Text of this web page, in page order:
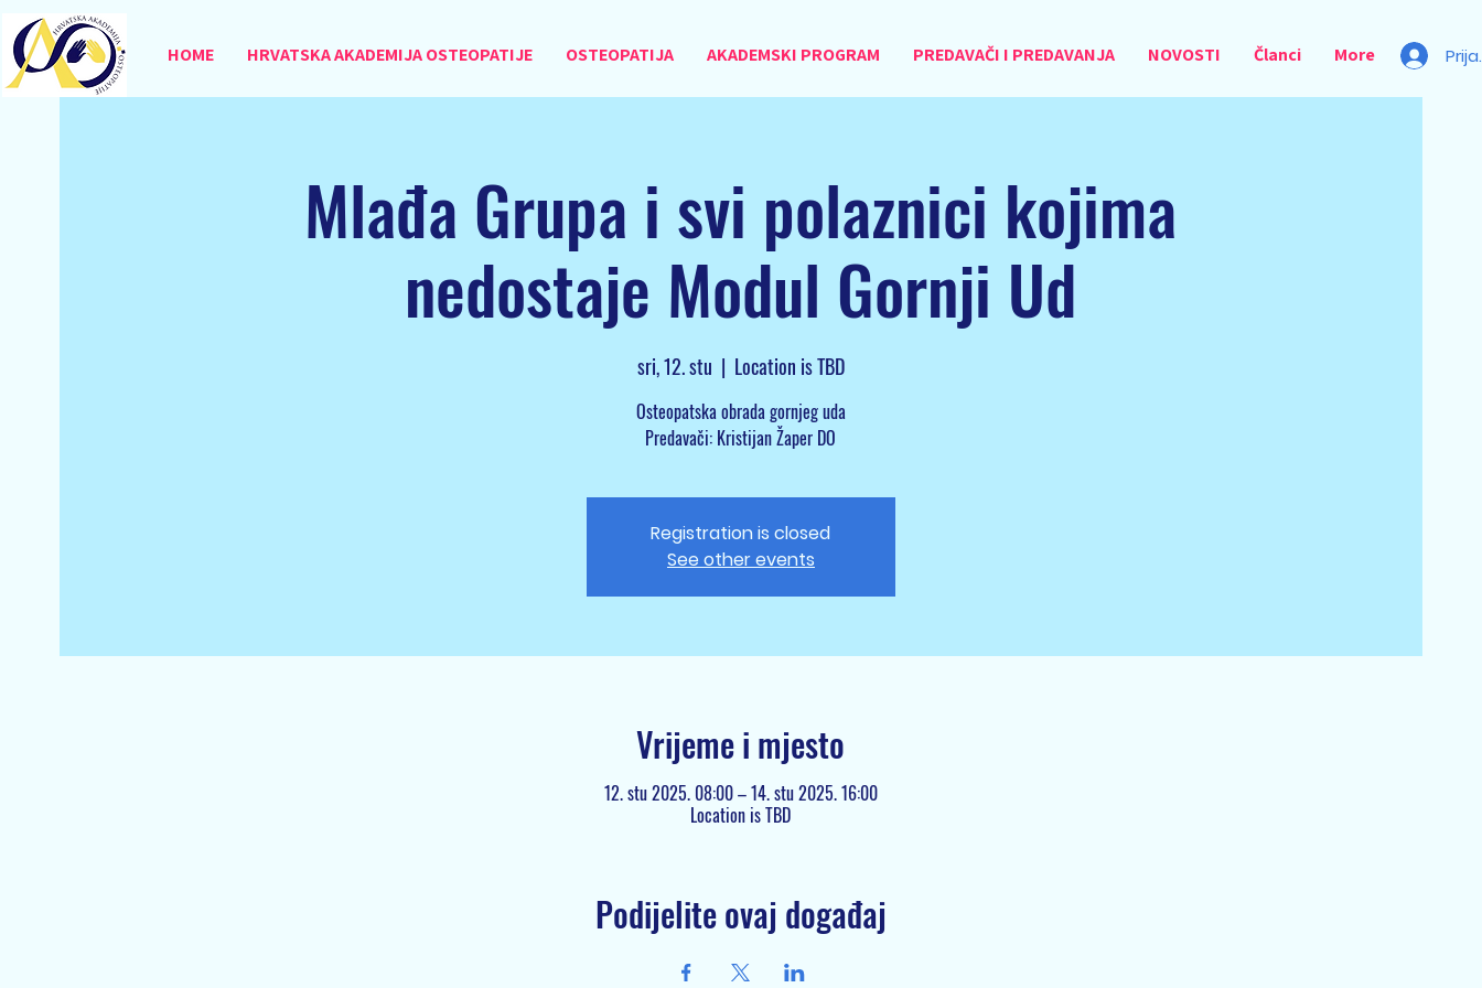
HOME HRVATSKA AKADEMIJA OSTEOPATIJE OSTEOPATIJA AKADEMSKI PROGRAM PREDAVAČI I PREDAVANJA NOVOSTI Članci More
Mlađa Grupa i svi polaznici kojima
nedostaje Modul Gornji Ud
sri, 12. stu
  |
Location is TBD
Osteopatska obrada gornjeg uda
Predavači: Kristijan Žaper DO
Registration is closed
See other events
Vrijeme i mjesto
12. stu 2025. 08:00 – 14. stu 2025. 16:00
Location is TBD
Podijelite ovaj događaj